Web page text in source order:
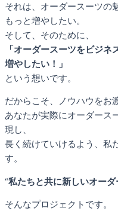
それは、オーダースーツの
もっと増やしたい。
そして、そのために、
「オーダースーツをビジ
増やしたい！」
という想いです。
だからこそ、ノウハウをお
あなたが実際にオーダース
現し、
長く続けていけるよう、私
す。
“私たちと共に新しいオー
そんなプロジェクトです。